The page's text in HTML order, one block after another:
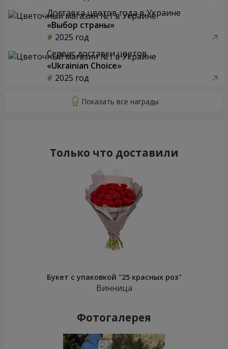
Доставка цветов года в Украине
«Выбор страны»
2025 год
Сервис доставки цветов
«Ukrainian Choice»
2025 год
Только что доставили
Букет с упаковкой "25 красных роз"
Винница
Фотогалерея